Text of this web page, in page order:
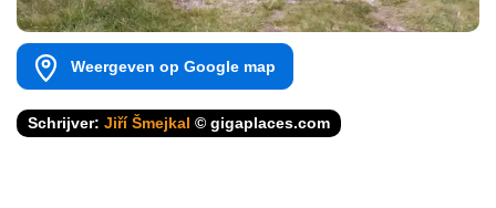
Weergeven op Google map
Schrijver: Jiří Šmejkal © gigaplaces.com